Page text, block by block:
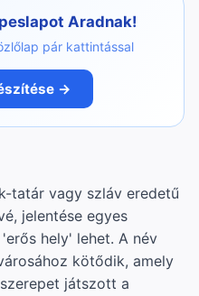
Aradnak!
pár kattintással
→
tatár vagy szláv eredetű
jelentése egyes
hely' lehet. A név
kötődik, amely
játszott a